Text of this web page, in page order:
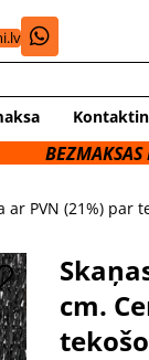
PIEGĀDE
PVN (21%) par
cm.